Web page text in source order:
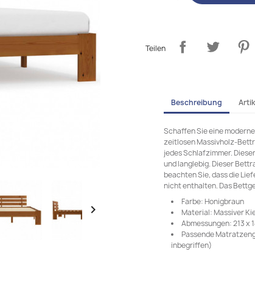

Teilen
Beschreibung
Schaffen Sie eine
zeitlosen Massivholz-
jedes Schlafzimmer.
und langlebig. Dieser
beachten Sie, dass die
nicht enthalten. Das
Farbe: Honigbraun
Material: Massiver
Abmessungen: 213 x
Passende
inbegriffen)